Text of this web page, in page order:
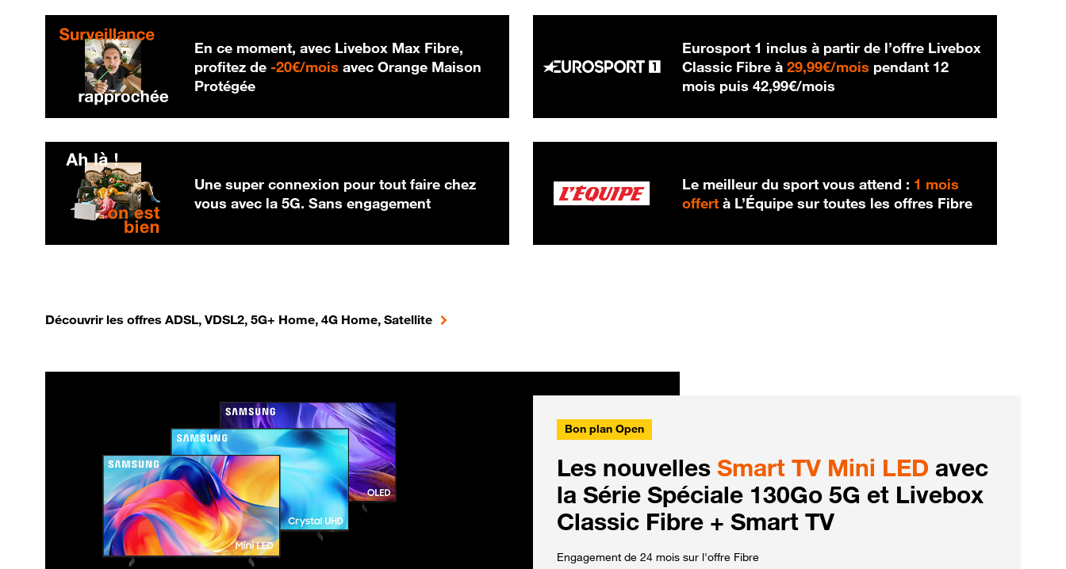
En ce moment, avec Livebox Max Fibre,
profitez de -20€/mois 20 € par mois
avec Orange Maison
Protégée
Eurosport 1 inclus à partir de l’offre Livebox
Classic Fibre à29,99€/mois 29,99 € par mois
pendant 12
mois puis42,99€/mois
Une super connexion pour tout faire chez
vous avec la 5G. Sans engagement
Le meilleur du sport vous attend : 1 mois
offert à L’Équipe sur toutes les offres Fibre
Découvrir les offres ADSL, VDSL2, 5G+ Home, 4G Home, Satellite
Bon plan Open
Les nouvelles Smart TV Mini LED avec
la Série Spéciale 130Go 5G et Livebox
Classic Fibre + Smart TV
Engagement de 24 mois sur l'offre Fibre